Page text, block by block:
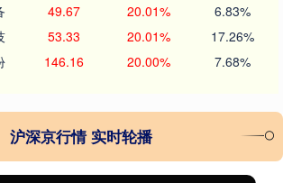
49.67 20.01% 6.83%
53.33 20.01% 17.26%
146.16 20.00% 7.68%
沪深京行情 实时轮播